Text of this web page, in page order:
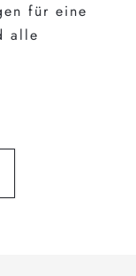
für eine
alle